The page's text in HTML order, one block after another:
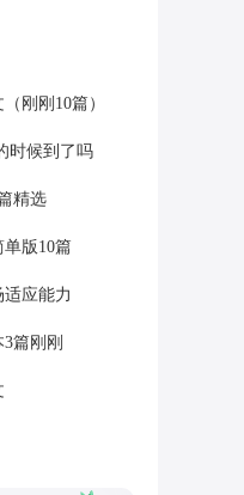
刚刚10篇）
时候到了吗
精选
版10篇
应能力
篇刚刚